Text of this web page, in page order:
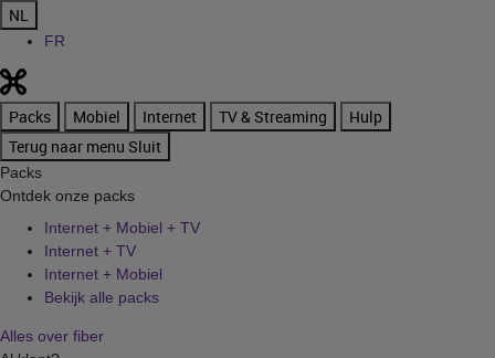
NL
FR
Packs Mobiel Internet TV & Streaming
Hulp
Terug naar menu Sluit
Packs
Ontdek onze packs
Internet + Mobiel + TV
Internet + TV
Internet + Mobiel
Bekijk alle packs
Alles over fiber